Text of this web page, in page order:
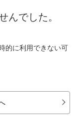
んでした。
的に利用できない可